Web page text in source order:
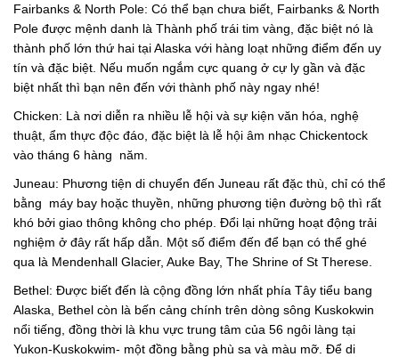
Fairbanks & North Pole: Có thể bạn chưa biết, Fairbanks & North
Pole được mệnh danh là Thành phố trái tim vàng, đặc biệt nó là
thành phố lớn thứ hai tại Alaska với hàng loạt những điểm đến uy
tín và đặc biệt. Nếu muốn ngắm cực quang ở cự ly gần và đặc
biệt nhất thì bạn nên đến với thành phố này ngay nhé!
Chicken: Là nơi diễn ra nhiều lễ hội và sự kiện văn hóa, nghệ
thuật, ẩm thực độc đáo, đặc biệt là lễ hội âm nhạc Chickentock
vào tháng 6 hàng năm.
Juneau: Phương tiện di chuyển đến Juneau rất đặc thù, chỉ có thể
bằng máy bay hoặc thuyền, những phương tiện đường bộ thì rất
khó bởi giao thông không cho phép. Đổi lại những hoạt động trải
nghiệm ở đây rất hấp dẫn. Một số điểm đến để bạn có thể ghé
qua là Mendenhall Glacier, Auke Bay, The Shrine of St Therese.
Bethel: Được biết đến là cộng đồng lớn nhất phía Tây tiểu bang
Alaska, Bethel còn là bến cảng chính trên dòng sông Kuskokwin
nổi tiếng, đồng thời là khu vực trung tâm của 56 ngôi làng tại
Yukon-Kuskokwim- một đồng bằng phù sa và màu mỡ. Để di